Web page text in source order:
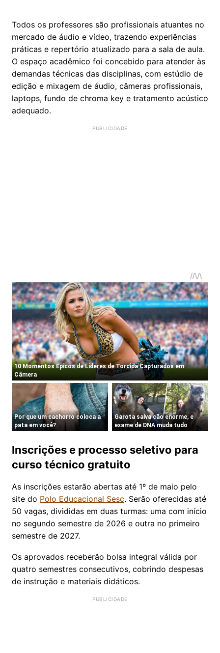
Todos os professores são profissionais atuantes no
mercado de áudio e vídeo, trazendo experiências
práticas e repertório atualizado para a sala de aula.
O espaço acadêmico foi concebido para atender às
demandas técnicas das disciplinas, com estúdio de
edição e mixagem de áudio, câmeras profissionais,
laptops, fundo de chroma key e tratamento acústico
adequado.
Inscrições e processo seletivo para
curso técnico gratuito
As inscrições estarão abertas até 1º de maio pelo
site do Polo Educacional Sesc. Serão oferecidas até
50 vagas, divididas em duas turmas: uma com início
no segundo semestre de 2026 e outra no primeiro
semestre de 2027.
Os aprovados receberão bolsa integral válida por
quatro semestres consecutivos, cobrindo despesas
de instrução e materiais didáticos.